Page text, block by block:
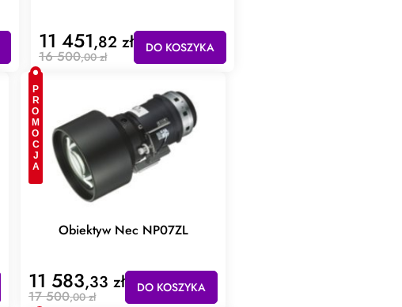
11 451,82 zł
16 500,00 zł
DO KOSZYKA
PROMOCJA
Obiektyw Nec NP07ZL
11 583,33 zł
17 500,00 zł
DO KOSZYKA